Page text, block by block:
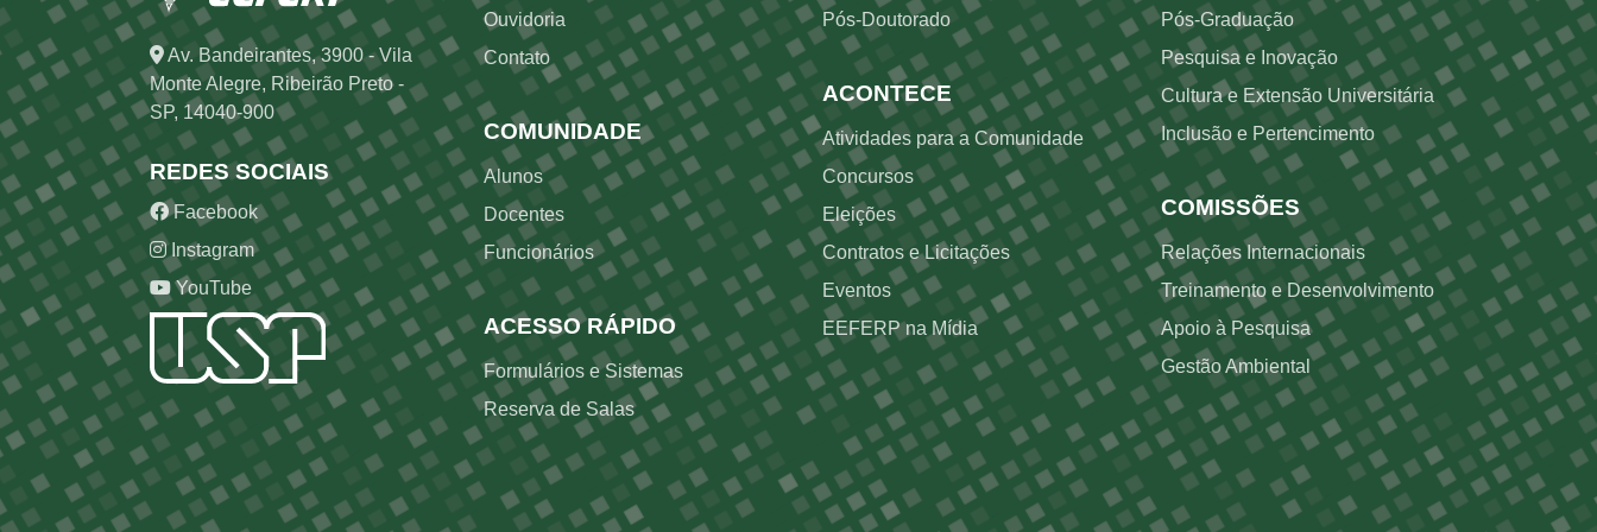
Av. Bandeirantes, 3900 - Vila
Monte Alegre, Ribeirão Preto -
SP, 14040-900
REDES SOCIAIS
Facebook
Instagram
YouTube
Ouvidoria
Contato
COMUNIDADE
Alunos
Docentes
Funcionários
ACESSO RÁPIDO
Formulários e Sistemas
Reserva de Salas
Pós-Doutorado
ACONTECE
Atividades para a Comunidade
Concursos
Eleições
Contratos e Licitações
Eventos
EEFERP na Mídia
Pós-Graduação
Pesquisa e Inovação
Cultura e Extensão Universitária
Inclusão e Pertencimento
COMISSÕES
Relações Internacionais
Treinamento e Desenvolvimento
Apoio à Pesquisa
Gestão Ambiental